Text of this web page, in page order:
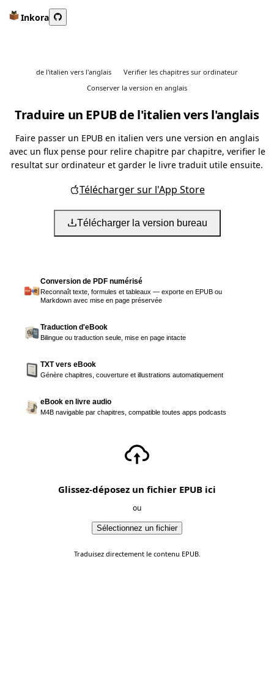
Inkora
de l'italien vers l'anglais
Verifier les chapitres sur ordinateur
Conserver la version en anglais
Traduire un EPUB de l'italien vers l'anglais
Faire passer un EPUB en italien vers une version en anglais
avec un flux pense pour relire chapitre par chapitre, verifier le
resultat sur ordinateur et garder le livre traduit utile ensuite.
Télécharger sur l'App Store
Télécharger la version bureau
Conversion de PDF numérisé
Reconnaît texte, formules et tableaux — exporte en EPUB ou
Markdown avec mise en page préservée
Traduction d'eBook
Bilingue ou traduction seule, mise en page intacte
TXT vers eBook
Génère chapitres, couverture et illustrations automatiquement
eBook en livre audio
M4B navigable par chapitres, compatible toutes apps podcasts
Glissez-déposez un fichier EPUB ici
ou
Sélectionnez un fichier
Traduisez directement le contenu EPUB.